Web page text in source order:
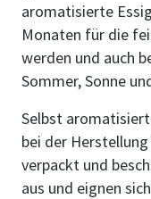
aromatisierte
Monaten für die
werden und auch
Sommer, Sonne
Selbst
bei der
verpackt und
aus und eignen